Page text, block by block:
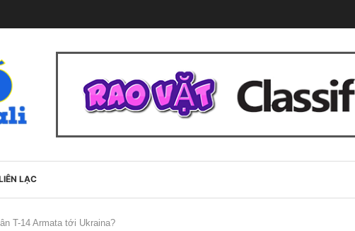
LẠC
T-14 Armata tới Ukraina?